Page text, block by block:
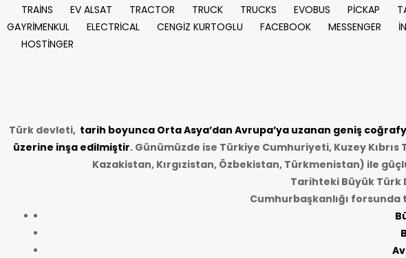
TRAİNS
EV ALSAT TRACTOR TRUCK TRUCKS EVOBUS PİCKAP
GAYRİMENKUL
ELECTRİCAL CENGİZ KURTOGLU FACEBOOK MESSENGER
HOSTİNGER
Türk devleti, tarih boyunca Orta Asya’dan Avrupa’ya uzanan geniş
üzerine inşa edilmiştir. Günümüzde ise Türkiye Cumhuriyeti, Kuzey
Kazakistan, Kırgızistan, Özbekistan, Türkmenistan) ile
Tarihteki Büyük Türk
Cumhurbaşkanlığı forsunda